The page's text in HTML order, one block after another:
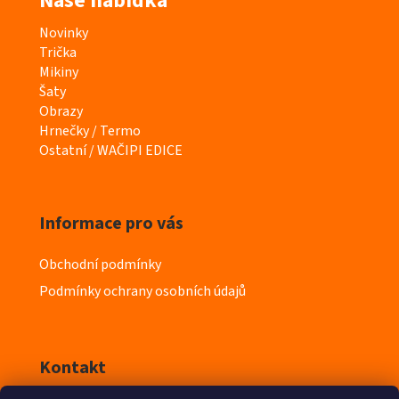
K
a
t
e
g
o
r
Novinky
Trička
Mikiny
Šaty
Obrazy
Hrnečky / Termo
Ostatní / WAČIPI EDICE
Informace pro vás
Obchodní podmínky
Podmínky ochrany osobních údajů
Kontakt